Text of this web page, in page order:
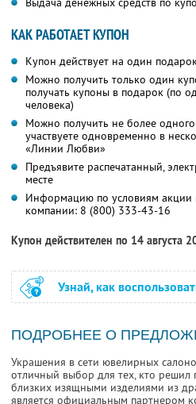
КАК РАБОТАЕТ КУПОН
Купон действует на один
Можно получить только один
получать купоны в подарок (по
человека)
Можно получить не более
участвуете одновременно в
«Линии Любви»
Предъявите распечатанный,
месте
Информацию по условиям акции
компании: 8 (800) 333-43-16
Купон действителен по 14 августа
Узнай, как
ПОДРОБНЕЕ О
Украшения в сети ювелирных
отличный выбор для тех, кто решил
близких изящными изделиями из
является официальным партнером